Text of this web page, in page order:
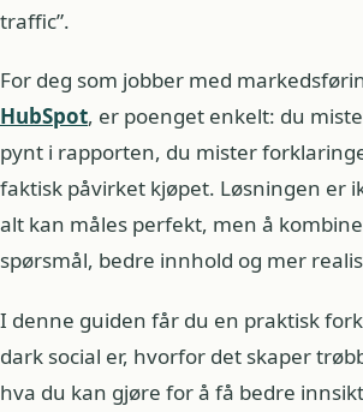
traffic”.
For deg som jobber med
HubSpot, er poenget enkelt: du
pynt i rapporten, du mister
faktisk påvirket kjøpet. Løsningen er
alt kan måles perfekt, men å
spørsmål, bedre innhold og mer
I denne guiden får du en praktisk
dark social er, hvorfor det skaper
hva du kan gjøre for å få bedre